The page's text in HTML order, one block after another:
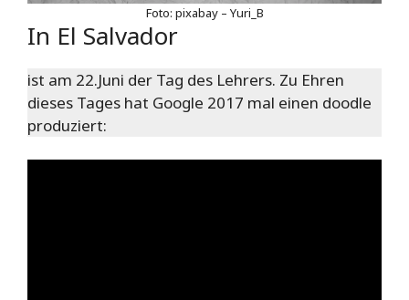
Foto: pixabay – Yuri_B
In El Salvador
ist am 22.Juni der Tag des Lehrers. Zu Ehren
dieses Tages hat Google 2017 mal einen doodle
produziert: